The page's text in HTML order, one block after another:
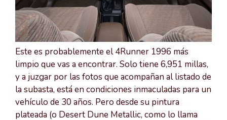
Este es probablemente el 4Runner 1996 más
limpio que vas a encontrar. Solo tiene 6,951 millas,
y a juzgar por las fotos que acompañan al listado de
la subasta, está en condiciones inmaculadas para un
vehículo de 30 años. Pero desde su pintura
plateada (o Desert Dune Metallic, como lo llama